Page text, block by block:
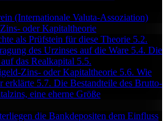
(Internationale Valuta-Assoziation)
oder Kapitaltheorie
als Prüfstein für diese Theorie 5.2.
des Urzinses auf die Ware 5.4. Die
das Realkapital 5.5.
Zins- oder Kapitaltheorie 5.6. Wie
erklärte 5.7. Die Bestandteile des Brutto-
eine eherne Größe
die Bankdepositen dem Einfluss